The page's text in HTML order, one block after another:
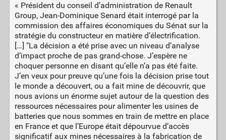
« Président du conseil d’administration de Renault
Group, Jean-Dominique Senard était interrogé par la
commission des affaires économiques du Sénat sur la
stratégie du constructeur en matière d’électrification.
[…] "La décision a été prise avec un niveau d’analyse
d’impact proche de pas grand-chose. J’espère ne
choquer personne en disant qu’elle n’a pas été faite.
J’en veux pour preuve qu’une fois la décision prise tout
le monde a découvert, ou a fait mine de découvrir, que
nous avions un énorme sujet autour de la question des
ressources nécessaires pour alimenter les usines de
batteries que nous sommes en train de mettre en place
en France et que l’Europe était dépourvue d’accès
significatif aux mines nécessaires à la fabrication de